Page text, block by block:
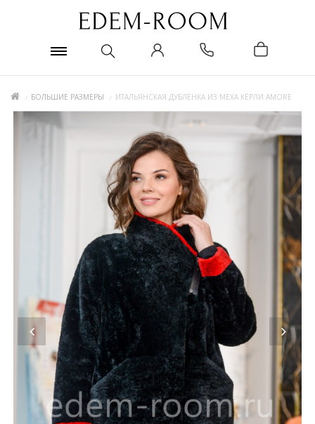
БОЛЬШИЕ РАЗМЕРЫ ИТАЛЬЯНСКАЯ ДУБЛЁНКА ИЗ МЕХА КЁРЛИ AMORE